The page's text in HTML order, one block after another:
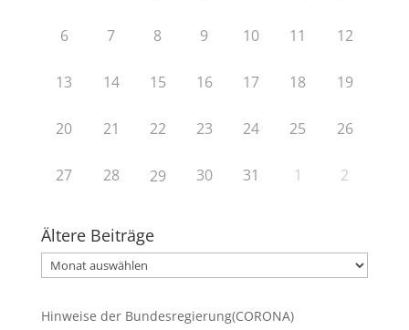
6 7 8 9 10 11 12
13 14 15 16 17 18 19
20 21 22 23 24 25 26
27 28 29 30 31 1 2
Ältere Beiträge
Ältere
Beiträge
Hinweise der Bundesregierung(CORONA)